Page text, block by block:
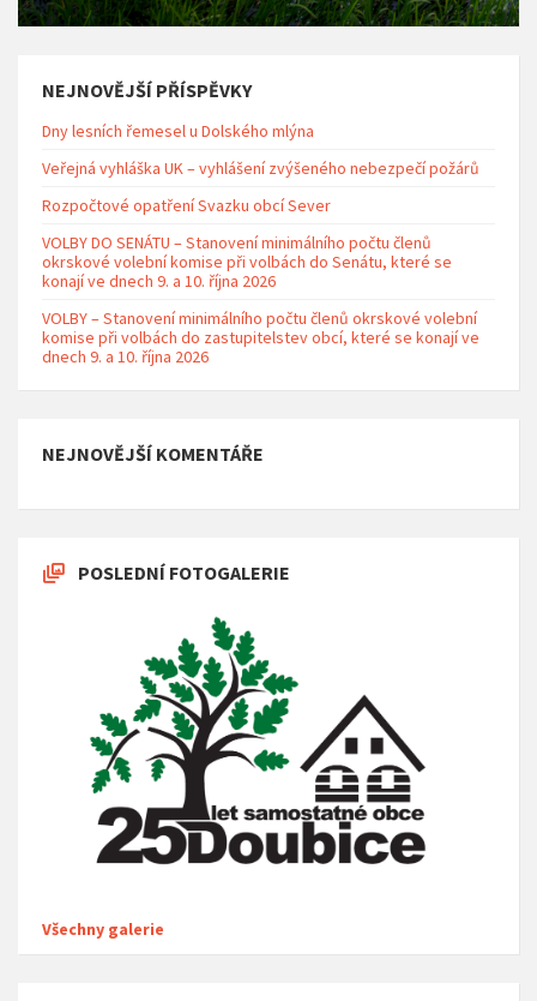
NEJNOVĚJŠÍ PŘÍSPĚVKY
Dny lesních řemesel u Dolského mlýna
Veřejná vyhláška UK – vyhlášení zvýšeného nebezpečí požárů
Rozpočtové opatření Svazku obcí Sever
VOLBY DO SENÁTU – Stanovení minimálního počtu členů
okrskové volební komise při volbách do Senátu, které se
konají ve dnech 9. a 10. října 2026
VOLBY – Stanovení minimálního počtu členů okrskové volební
komise při volbách do zastupitelstev obcí, které se konají ve
dnech 9. a 10. října 2026
NEJNOVĚJŠÍ KOMENTÁŘE
POSLEDNÍ FOTOGALERIE
Všechny galerie